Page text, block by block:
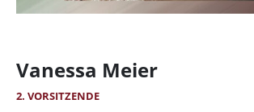
Vanessa Meier
2. VORSITZENDE